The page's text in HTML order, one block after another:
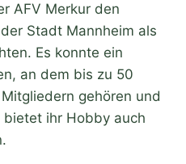
AFV Merkur den
Stadt Mannheim als
Es konnte ein
an dem bis zu 50
gehören und
ihr Hobby auch